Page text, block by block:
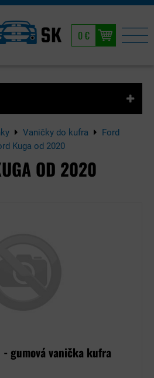
0 €
Vaničky do kufra
Ford
Kuga od 2020
OD 2020
gumová vanička kufra